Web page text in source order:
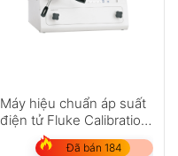
Máy hiệu chuẩn áp suất
điện tử Fluke Calibration
E-DWT-H
Đã bán 184